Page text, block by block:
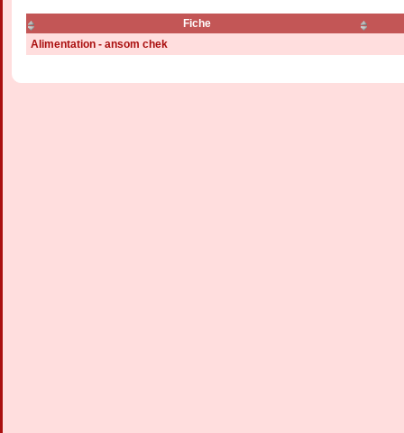
Fiche
Alimentation - ansom chek